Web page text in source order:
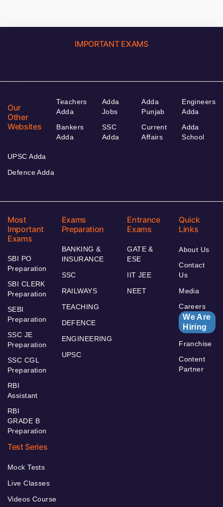
IMPORTANT EXAMS
Our
Other
Websites
Teachers
Adda
Bankers
Adda
Adda
Jobs
SSC
Adda
Adda
Punjab
Current
Affairs
Engineers
Adda
Adda
School
UPSC Adda
Defence Adda
Most
Important
Exams
SBI PO
Preparation
SBI CLERK
Preparation
SEBI
Preparation
SSC JE
Preparation
SSC CGL
Preparation
RBI
Assistant
RBI
GRADE B
Preparation
Exams
Preparation
BANKING &
INSURANCE
SSC
RAILWAYS
TEACHING
DEFENCE
ENGINEERING
UPSC
Entrance
Exams
GATE &
ESE
IIT JEE
NEET
Quick
Links
About Us
Contact
Us
Media
Careers
We Are
Hiring
Franchise
Content
Partner
Test Series
Mock Tests
Live Classes
Videos Course